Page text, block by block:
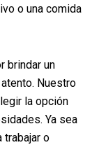
o una comida
brindar un
Nuestro
la opción
Ya sea
trabajar o